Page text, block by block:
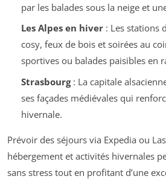
par les balades sous la neige et
Les Alpes en hiver: Les stations
cosy, feux de bois et soirées au
sportives ou balades paisibles en
Strasbourg: La capitale
ses façades médiévales qui
hivernale.
Prévoir des séjours via Expedia ou
hébergement et activités hivernales
sans stress tout en profitant d’une